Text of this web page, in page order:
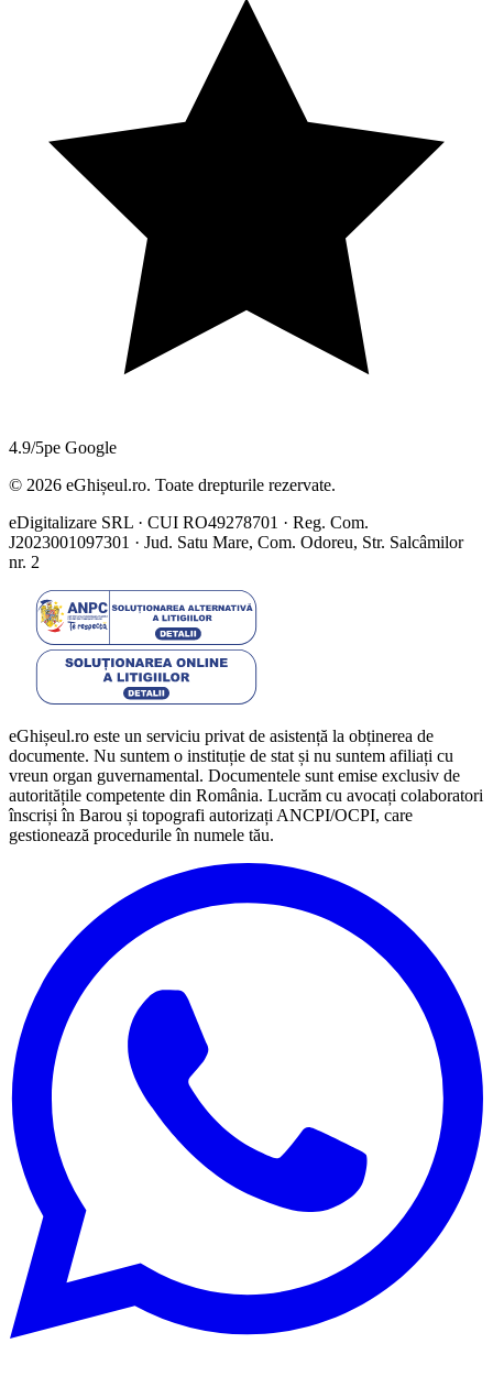
4.9/5pe Google
© 2026 eGhișeul.ro. Toate drepturile rezervate.
eDigitalizare SRL · CUI RO49278701 · Reg. Com.
J2023001097301 · Jud. Satu Mare, Com. Odoreu, Str. Salcâmilor
nr. 2
eGhișeul.ro este un serviciu privat de asistență la obținerea de
documente. Nu suntem o instituție de stat și nu suntem afiliați cu
vreun organ guvernamental. Documentele sunt emise exclusiv de
autoritățile competente din România. Lucrăm cu avocați colaboratori
înscriși în Barou și topografi autorizați ANCPI/OCPI, care
gestionează procedurile în numele tău.